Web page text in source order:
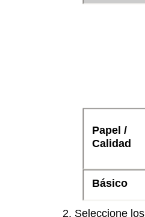
Papel /
Calidad
Básico
2. Seleccione los